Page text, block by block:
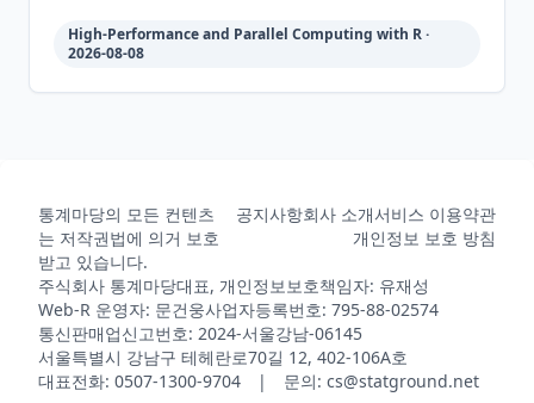
CRAN
2013-04-
CRAN 1.0-606
04
05-31
CRAN 1.0-527
2012-06-
2026-
2026-
High-Performance and Parallel Computing with R ·
2026-08-08
통계마당의 모든 컨텐츠
는 저작권법에 의거 보호
받고 있습니다.
공지사항회사 소개서비스 이용약관
개인정보 보호 방침
주식회사 통계마당대표, 개인정보보호책임자: 유재성
Web-R 운영자: 문건웅사업자등록번호: 795-88-02574
통신판매업신고번호: 2024-서울강남-06145
서울특별시 강남구 테헤란로70길 12, 402-106A호
대표전화: 0507-1300-9704 | 문의: cs@statground.net